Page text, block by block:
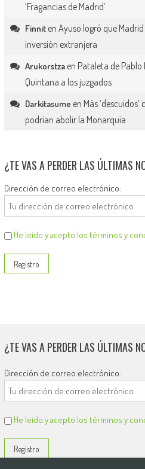
‘Fragancias de Madrid’
Finniten Ayuso logró que
inversión extranjera
Arukorstzaen Pataleta de Pablo
Quintana a los juzgados
Darkitasume en Más
podrían abolir la Monarquía
¿TE VAS A PERDER LAS ÚLTIMAS
Dirección de correo electrónico:
He leído y acepto los términos y
¿TE VAS A PERDER LAS ÚLTIMAS
Dirección de correo electrónico:
He leído y acepto los términos y